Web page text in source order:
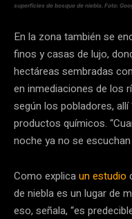
superficies de bosque de niebla. Foto:
En la zona también se
finos y casas de lujo,
hectáreas sembradas
en inmediaciones de los
según los pobladores, allí
productos químicos.
noche ya no se
Como explicaun estudio
de niebla es un lugar de
eso, señala, “es